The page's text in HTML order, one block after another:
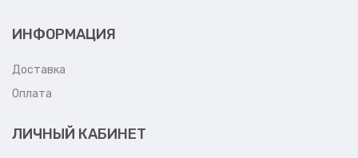
ИНФОРМАЦИЯ
Доставка
Оплата
ЛИЧНЫЙ КАБИНЕТ